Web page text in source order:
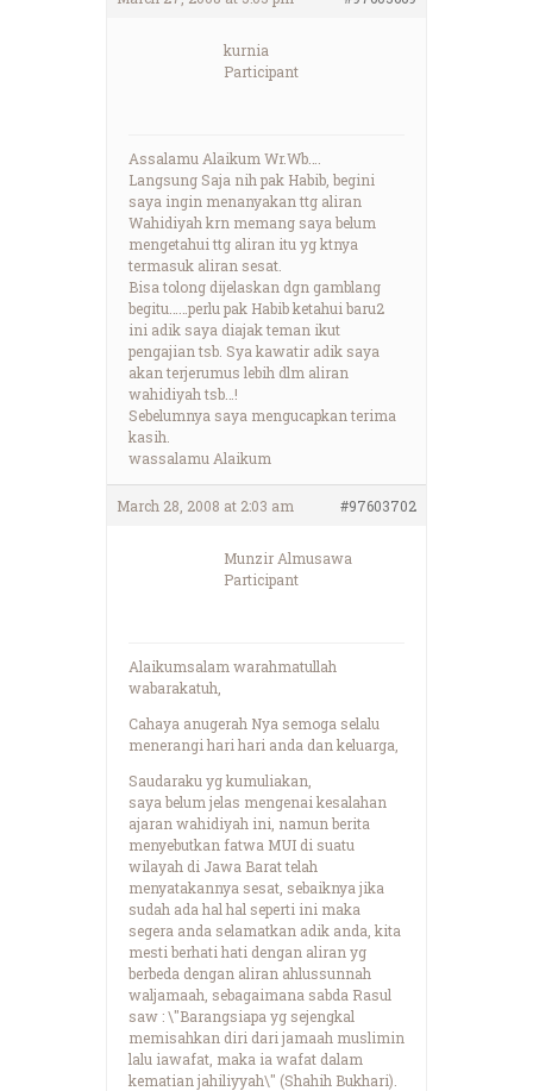
kurnia
Participant
Assalamu Alaikum Wr.Wb….
Langsung Saja nih pak Habib, begini
saya ingin menanyakan ttg aliran
Wahidiyah krn memang saya belum
mengetahui ttg aliran itu yg ktnya
termasuk aliran sesat.
Bisa tolong dijelaskan dgn gamblang
begitu……perlu pak Habib ketahui baru2
ini adik saya diajak teman ikut
pengajian tsb. Sya kawatir adik saya
akan terjerumus lebih dlm aliran
wahidiyah tsb…!
Sebelumnya saya mengucapkan terima
kasih.
wassalamu Alaikum
March 28, 2008 at 2:03 am #97603702
Munzir Almusawa
Participant
Alaikumsalam warahmatullah
wabarakatuh,
Cahaya anugerah Nya semoga selalu
menerangi hari hari anda dan keluarga,
Saudaraku yg kumuliakan,
saya belum jelas mengenai kesalahan
ajaran wahidiyah ini, namun berita
menyebutkan fatwa MUI di suatu
wilayah di Jawa Barat telah
menyatakannya sesat, sebaiknya jika
sudah ada hal hal seperti ini maka
segera anda selamatkan adik anda, kita
mesti berhati hati dengan aliran yg
berbeda dengan aliran ahlussunnah
waljamaah, sebagaimana sabda Rasul
saw : \"Barangsiapa yg sejengkal
memisahkan diri dari jamaah muslimin
lalu iawafat, maka ia wafat dalam
kematian jahiliyyah\" (Shahih Bukhari).